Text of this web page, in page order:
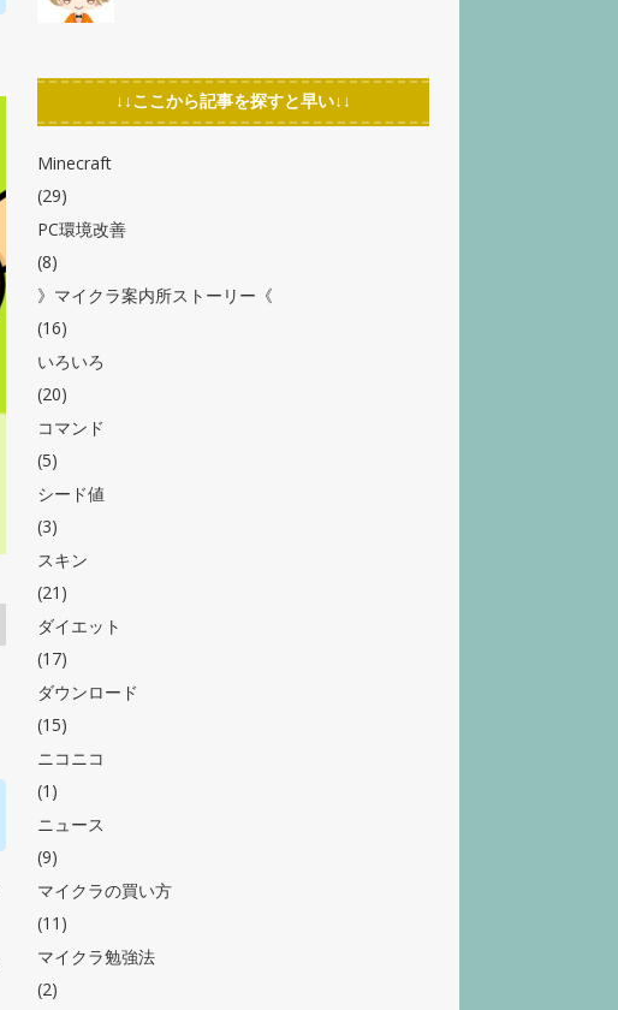
↓↓ここから記事を探すと早い↓↓
Minecraft
(29)
PC環境改善
(8)
》マイクラ案内所ストーリー《
(16)
いろいろ
(20)
コマンド
(5)
シード値
(3)
スキン
(21)
ダイエット
(17)
ダウンロード
(15)
ニコニコ
(1)
ニュース
(9)
マイクラの買い方
(11)
マイクラ勉強法
(2)